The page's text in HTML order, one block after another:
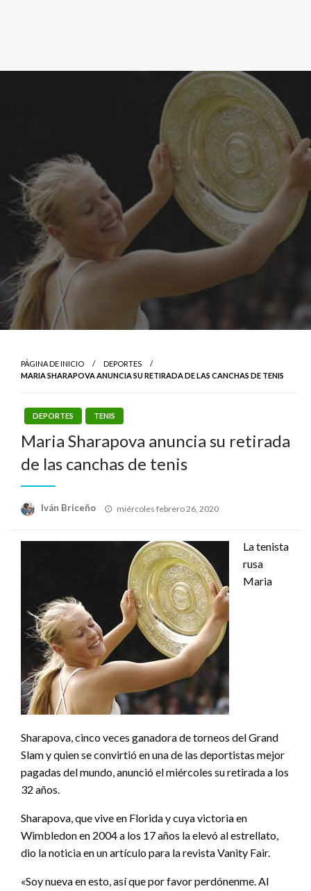
PÁGINA DE INICIO
DEPORTES
MARIA SHARAPOVA ANUNCIA SU RETIRADA DE LAS CANCHAS DE TENIS
DEPORTES TENIS
Maria Sharapova anuncia su retirada
de las canchas de tenis
Iván Briceño
Publicado
miércoles febrero 26, 2020
La tenista
rusa
Maria
Sharapova, cinco veces ganadora de torneos del Grand
Slam y quien se convirtió en una de las deportistas mejor
pagadas del mundo, anunció el miércoles su retirada a los
32 años.
Sharapova, que vive en Florida y cuya victoria en
Wimbledon en 2004 a los 17 años la elevó al estrellato,
dio la noticia en un artículo para la revista Vanity Fair.
«Soy nueva en esto, así que por favor perdónenme. Al